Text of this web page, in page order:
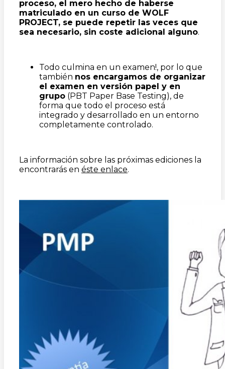
proceso, el mero hecho de haberse
matriculado en un curso de WOLF
PROJECT, se puede repetir las veces que
sea necesario, sin coste adicional alguno.
Todo culmina en un examen!, por lo que
también nos encargamos de organizar
el examen en versión papel y en
grupo (PBT Paper Base Testing), de
forma que todo el proceso está
integrado y desarrollado en un entorno
completamente controlado.
La información sobre las próximas ediciones la
encontrarás en éste enlace.